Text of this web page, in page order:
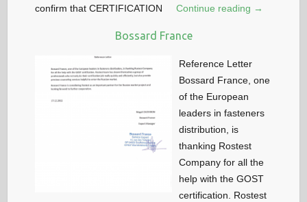
confirm that CERTIFICATION
Continue reading →
Bossard France
Reference Letter
Bossard France, one
of the European
leaders in fasteners
distribution, is
thanking Rostest
Company for all the
help with the GOST
certification. Rostest